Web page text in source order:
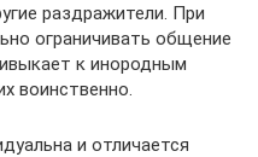
раздражители. При
ограничивать общение
к инородным
воинственно.
и отличается